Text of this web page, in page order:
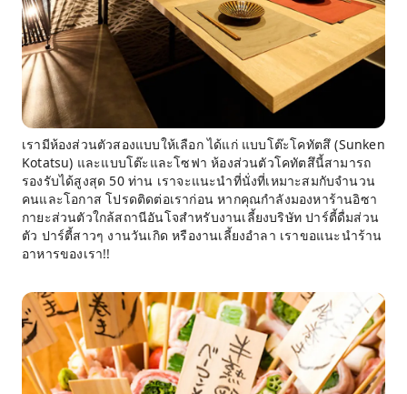
เรามีห้องส่วนตัวสองแบบให้เลือก ได้แก่ แบบโต๊ะโคทัตสึ (Sunken
Kotatsu) และแบบโต๊ะและโซฟา ห้องส่วนตัวโคทัตสึนี้สามารถ
รองรับได้สูงสุด 50 ท่าน เราจะแนะนำที่นั่งที่เหมาะสมกับจำนวน
คนและโอกาส โปรดติดต่อเราก่อน หากคุณกำลังมองหาร้านอิซา
กายะส่วนตัวใกล้สถานีอันโจสำหรับงานเลี้ยงบริษัท ปาร์ตี้ดื่มส่วน
ตัว ปาร์ตี้สาวๆ งานวันเกิด หรืองานเลี้ยงอำลา เราขอแนะนำร้าน
อาหารของเรา!!